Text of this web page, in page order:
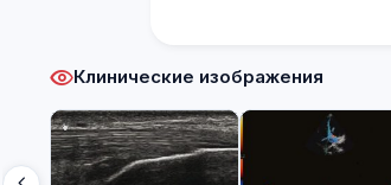
Клинические изображения